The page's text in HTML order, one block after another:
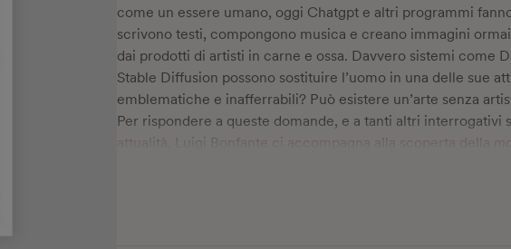
come un essere umano, oggi Chatgpt e altri programmi
scrivono testi, compongono musica e creano immagini
dai prodotti di artisti in carne e ossa. Davvero sistemi come
Stable Diffusion possono sostituire l’uomo in una delle sue
emblematiche e inafferrabili? Può esistere un’arte senza
Per rispondere a queste domande, e a tanti altri interrogativi
attualità, Luigi Bonfante ci accompagna alla scoperta della
evoluzione e le sue incursioni in campo artistico. Partendo